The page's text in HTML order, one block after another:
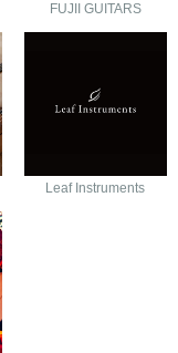
FUJII GUITARS
Leaf Instruments